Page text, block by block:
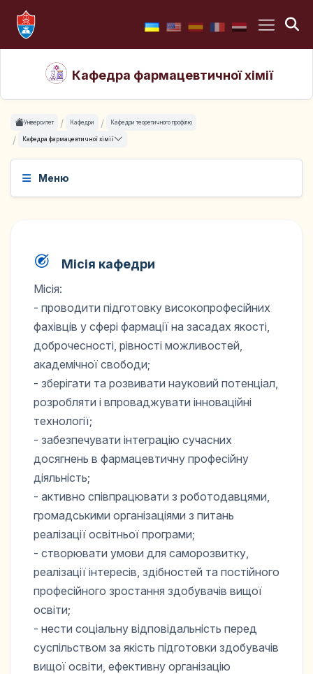
Кафедра фармацевтичної хімії
Університет Кафедри Кафедри теоретичного профілю
Кафедра фармацевтичної хімії
Меню
Місія кафедри
Місія:
- проводити підготовку високопрофесійних
фахівців у сфері фармації на засадах якості,
доброчесності, рівності можливостей,
академічної свободи;
- зберігати та розвивати науковий потенціал,
розробляти і впроваджувати інноваційні
технології;
- забезпечувати інтеграцію сучасних
досягнень в фармацевтичну професійну
діяльність;
- активно співпрацювати з роботодавцями,
громадськими організаціями з питань
реалізації освітньої програми;
- створювати умови для саморозвитку,
реалізації інтересів, здібностей та постійного
професійного зростання здобувачів вищої
освіти;
- нести соціальну відповідальність перед
суспільством за якість підготовки здобувачів
вищої освіти, ефективну організацію